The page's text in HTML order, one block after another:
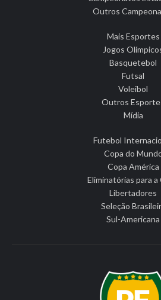
Outros
Mais Esportes
Jogos
Basquetebol
Futsal
Voleibol
Outros
Mídia
Futebol
Copa do
Copa América
Eliminatórias para a
Libertadores
Seleção
Sul-Americana